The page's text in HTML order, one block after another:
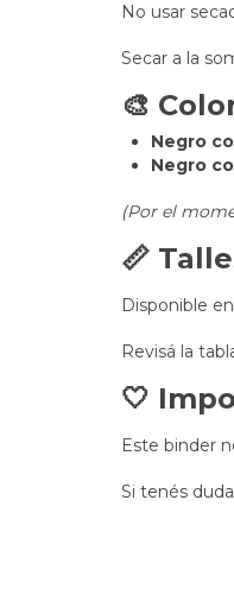
No usar
Secar a la
🎨
Negro
Negro
(Por el
📏
Disponible
Revisá la
🤍
Este binder
Si tenés